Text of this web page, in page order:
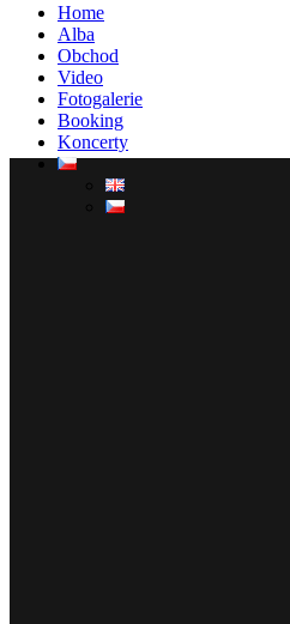
Home
Alba
Obchod
Video
Fotogalerie
Booking
Koncerty